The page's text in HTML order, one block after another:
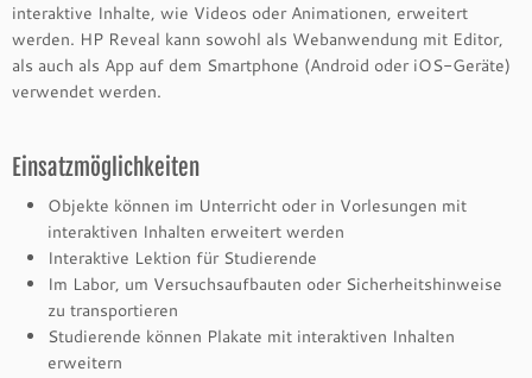
interaktive Inhalte, wie Videos oder Animationen, erweitert
werden. HP Reveal kann sowohl als Webanwendung mit Editor,
als auch als App auf dem Smartphone (Android oder iOS-Geräte)
verwendet werden.
Einsatzmöglichkeiten
Objekte können im Unterricht oder in Vorlesungen mit
interaktiven Inhalten erweitert werden
Interaktive Lektion für Studierende
Im Labor, um Versuchsaufbauten oder Sicherheitshinweise
zu transportieren
Studierende können Plakate mit interaktiven Inhalten
erweitern